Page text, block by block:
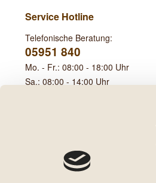
Service Hotline
Telefonische Beratung:
05951 840
Mo. - Fr.: 08:00 - 18:00 Uhr
Sa.: 08:00 - 14:00 Uhr